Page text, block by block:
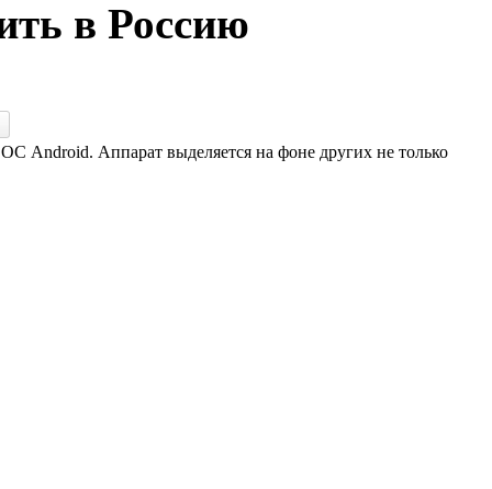
в Россию
Android. Аппарат выделяется на фоне других не только